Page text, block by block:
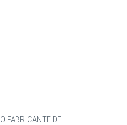
O FABRICANTE DE